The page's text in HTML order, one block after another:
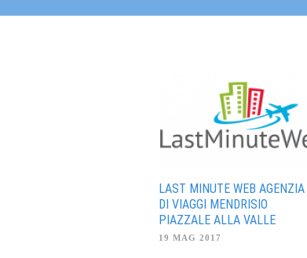
LAST MINUTE WEB AGENZIA
DI VIAGGI MENDRISIO
PIAZZALE ALLA VALLE
19 MAG 2017